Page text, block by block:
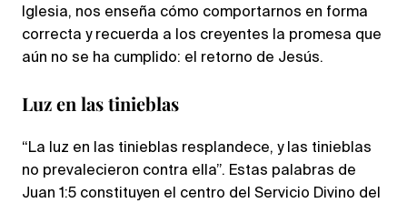
Iglesia, nos enseña cómo comportarnos en forma
correcta y recuerda a los creyentes la promesa que
aún no se ha cumplido: el retorno de Jesús.
Luz en las tinieblas
“La luz en las tinieblas resplandece, y las tinieblas
no prevalecieron contra ella”. Estas palabras de
Juan 1:5 constituyen el centro del Servicio Divino del